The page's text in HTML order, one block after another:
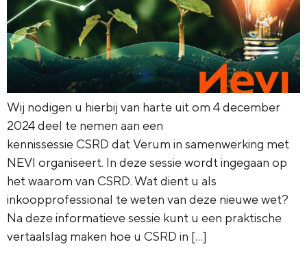
Wij nodigen u hierbij van harte uit om 4 december
2024 deel te nemen aan een
kennissessie CSRD dat Verum in samenwerking met
NEVI organiseert. In deze sessie wordt ingegaan op
het waarom van CSRD. Wat dient u als
inkoopprofessional te weten van deze nieuwe wet?
Na deze informatieve sessie kunt u een praktische
vertaalslag maken hoe u CSRD in […]